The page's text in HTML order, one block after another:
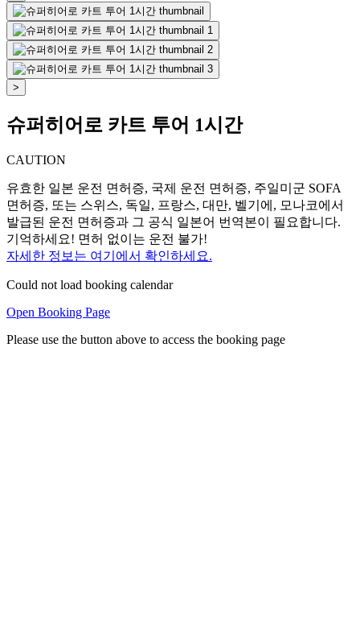
>
슈퍼히어로 카트 투어 1시간
CAUTION
유효한 일본 운전 면허증, 국제 운전 면허증, 주일미군 SOFA
면허증, 또는 스위스, 독일, 프랑스, 대만, 벨기에, 모나코에서
발급된 운전 면허증과 그 공식 일본어 번역본이 필요합니다.
기억하세요! 면허 없이는 운전 불가!
자세한 정보는 여기에서 확인하세요.
Could not load booking calendar
Open Booking Page
Please use the button above to access the booking page